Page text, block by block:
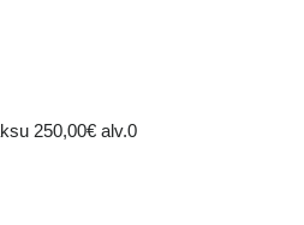
250,00€ alv.0